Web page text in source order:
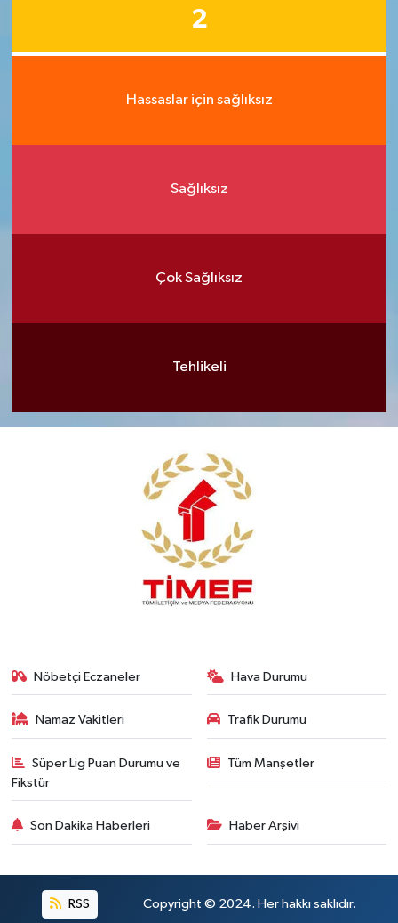
2
Hassaslar için sağlıksız
Sağlıksız
Çok Sağlıksız
Tehlikeli
Nöbetçi Eczaneler Hava Durumu
Namaz Vakitleri Trafik Durumu
Süper Lig Puan Durumu ve
Fikstür
Tüm Manşetler
Son Dakika Haberleri Haber Arşivi
RSS Copyright © 2024. Her hakkı saklıdır.